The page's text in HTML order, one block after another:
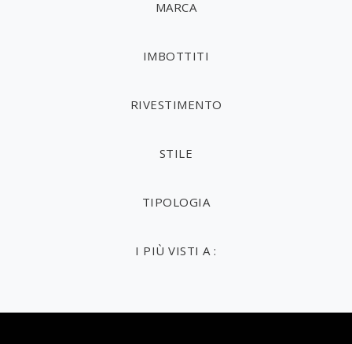
MARCA
IMBOTTITI
RIVESTIMENTO
STILE
TIPOLOGIA
I PIÙ VISTI A :